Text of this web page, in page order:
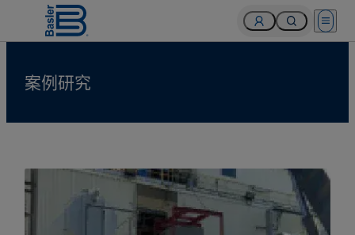
Open
案例研究